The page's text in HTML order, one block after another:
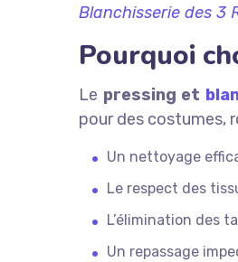
Blanchisserie des 3
Pourquoi
Le pressing et
pour des costumes,
Un nettoyage
Le respect des
L’élimination des
Un repassage